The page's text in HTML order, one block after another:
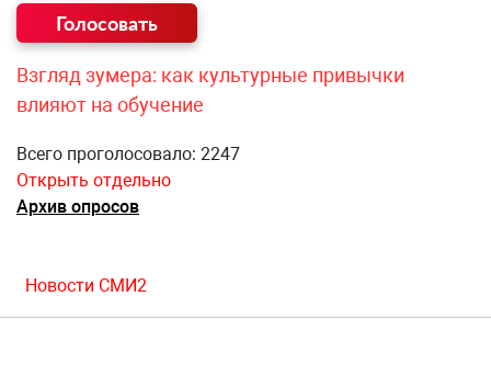
Взгляд зумера: как культурные привычки
влияют на обучение
Всего проголосовало: 2247
Открыть отдельно
Архив опросов
Новости СМИ2